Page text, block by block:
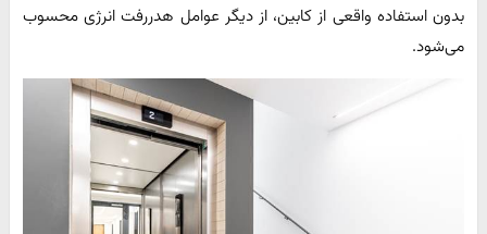
بدون استفاده واقعی از کابین، از دیگر عوامل هدررفت انرژی محسوب
می‌شود.